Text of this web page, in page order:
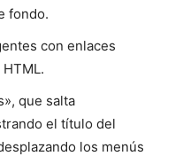
fondo.
con enlaces
que salta
el título del
los menús